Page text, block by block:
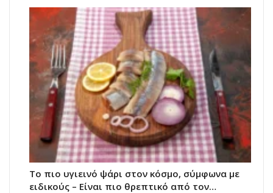
Το πιο υγιεινό ψάρι στον κόσμο, σύμφωνα με
ειδικούς – Είναι πιο θρεπτικό από τον…